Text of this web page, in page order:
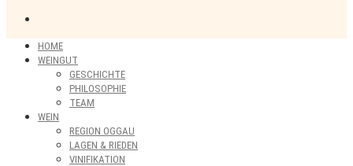
HOME
WEINGUT
GESCHICHTE
PHILOSOPHIE
TEAM
WEIN
REGION OGGAU
LAGEN & RIEDEN
VINIFIKATION